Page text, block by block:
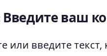
Введите ваш
или введите